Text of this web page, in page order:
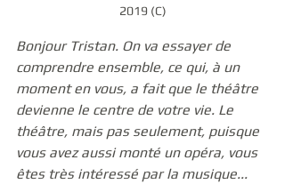
2019 (C)
Bonjour Tristan. On va essayer de
comprendre ensemble, ce qui, à un
moment en vous, a fait que le théâtre
devienne le centre de votre vie. Le
théâtre, mais pas seulement, puisque
vous avez aussi monté un opéra, vous
êtes très intéressé par la musique...